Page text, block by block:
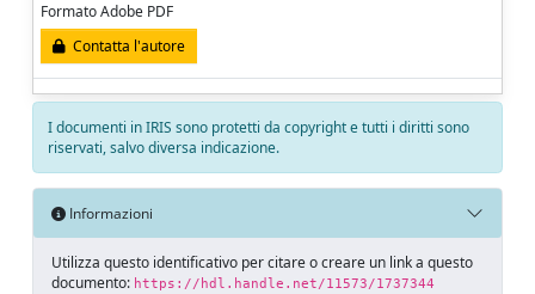
Formato Adobe PDF
Contatta l'autore
I documenti in IRIS sono protetti da copyright e tutti i diritti sono
riservati, salvo diversa indicazione.
Informazioni
Utilizza questo identificativo per citare o creare un link a questo
documento: https://hdl.handle.net/11573/1737344